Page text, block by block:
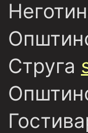
Струга